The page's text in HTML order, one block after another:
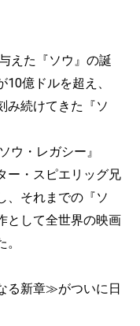
えた『ソウ』の誕
億ドルを超え、
み続けてきた『ソ
ウ・レガシー』
ー・スピエリッグ兄
、それまでの『ソ
として全世界の映画
る新章≫がついに日